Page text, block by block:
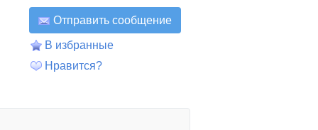
Отправить сообщение
В избранные
Нравится?